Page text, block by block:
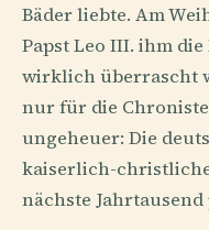
Bäder liebte. Am
Papst Leo III. ihm
wirklich überrascht
nur für die
ungeheuer: Die
kaiserlich-
nächste